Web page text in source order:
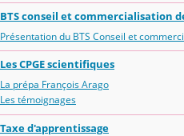
BTS conseil et commercialisation
Présentation du BTS Conseil et
Les CPGE scientifiques
La prépa François Arago
Les témoignages
Taxe d'apprentissage